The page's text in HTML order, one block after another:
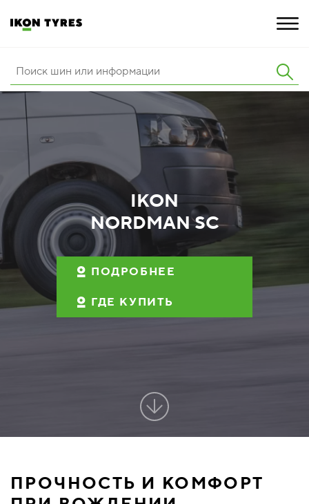
ШИНЫ
ИННОВАЦИИ
РАСШИРЕННАЯ ГАРАНТИЯ
О КОМПАНИИ
ПОКУПКА И АКЦИИ
IKON
NORDMAN SC
ПОДРОБНЕЕ
ГДЕ КУПИТЬ
ПРОЧНОСТЬ И КОМФОРТ